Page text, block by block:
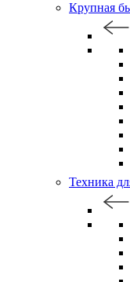
Крупная
Техника